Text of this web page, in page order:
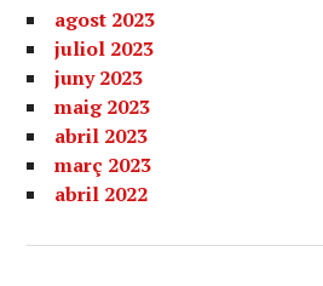
agost 2023
juliol 2023
juny 2023
maig 2023
abril 2023
març 2023
abril 2022